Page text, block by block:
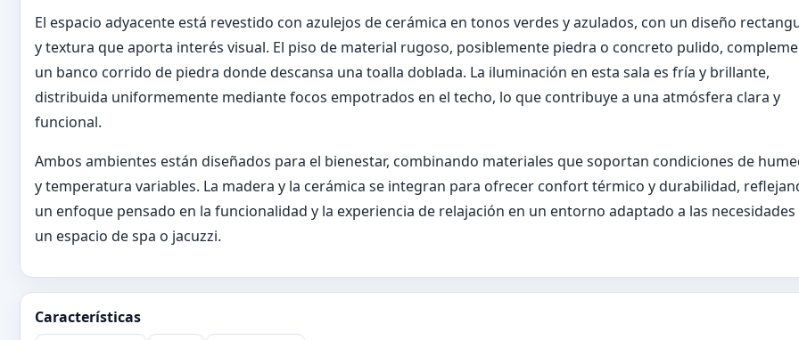
El espacio adyacente está revestido con azulejos de cerámica en tonos verdes y azulados, con un diseño
y textura que aporta interés visual. El piso de material rugoso, posiblemente piedra o concreto pulido,
un banco corrido de piedra donde descansa una toalla doblada. La iluminación en esta sala es fría y brillante,
distribuida uniformemente mediante focos empotrados en el techo, lo que contribuye a una atmósfera clara y
funcional.
Ambos ambientes están diseñados para el bienestar, combinando materiales que soportan condiciones de
y temperatura variables. La madera y la cerámica se integran para ofrecer confort térmico y durabilidad,
un enfoque pensado en la funcionalidad y la experiencia de relajación en un entorno adaptado a las necesidades
un espacio de spa o jacuzzi.
Características